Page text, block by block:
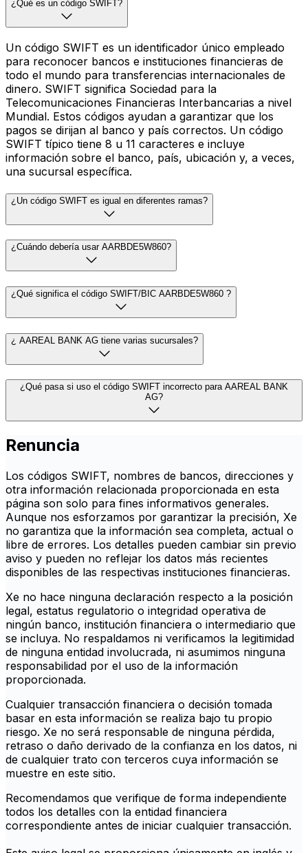
¿Qué es un código SWIFT?
Un código SWIFT es un identificador único empleado
para reconocer bancos e instituciones financieras de
todo el mundo para transferencias internacionales de
dinero. SWIFT significa Sociedad para la
Telecomunicaciones Financieras Interbancarias a nivel
Mundial. Estos códigos ayudan a garantizar que los
pagos se dirijan al banco y país correctos. Un código
SWIFT típico tiene 8 u 11 caracteres e incluye
información sobre el banco, país, ubicación y, a veces,
una sucursal específica.
¿Un código SWIFT es igual en diferentes ramas?
¿Cuándo debería usar AARBDE5W860?
¿Qué significa el código SWIFT/BIC AARBDE5W860 ?
¿ AAREAL BANK AG tiene varias sucursales?
¿Qué pasa si uso el código SWIFT incorrecto para AAREAL BANK
AG?
Renuncia
Los códigos SWIFT, nombres de bancos, direcciones y
otra información relacionada proporcionada en esta
página son solo para fines informativos generales.
Aunque nos esforzamos por garantizar la precisión, Xe
no garantiza que la información sea completa, actual o
libre de errores. Los detalles pueden cambiar sin previo
aviso y pueden no reflejar los datos más recientes
disponibles de las respectivas instituciones financieras.
Xe no hace ninguna declaración respecto a la posición
legal, estatus regulatorio o integridad operativa de
ningún banco, institución financiera o intermediario que
se incluya. No respaldamos ni verificamos la legitimidad
de ninguna entidad involucrada, ni asumimos ninguna
responsabilidad por el uso de la información
proporcionada.
Cualquier transacción financiera o decisión tomada
basar en esta información se realiza bajo tu propio
riesgo. Xe no será responsable de ninguna pérdida,
retraso o daño derivado de la confianza en los datos, ni
de cualquier trato con terceros cuya información se
muestre en este sitio.
Recomendamos que verifique de forma independiente
todos los detalles con la entidad financiera
correspondiente antes de iniciar cualquier transacción.